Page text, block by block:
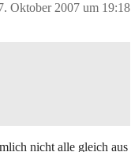
Oktober 2007 um 19:18
nicht alle gleich aus